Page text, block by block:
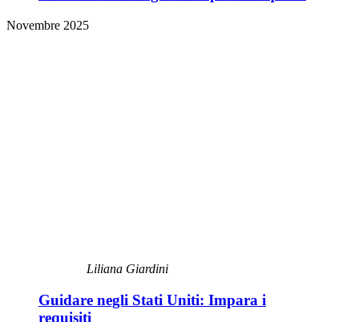
Novembre 2025
Liliana Giardini
Guidare negli Stati Uniti: Impara i
requisiti